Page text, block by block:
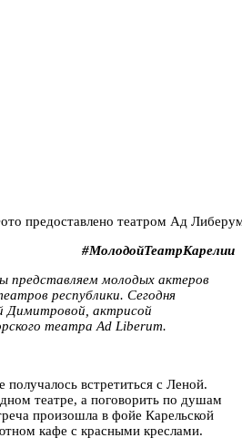
предоставлено театром Ад
#МолодойТеатрКарелии
представляем молодых актеров
республики. Сегодня
Димитровой, актрисой
театра Ad Liberum.
получалось встретиться с Леной.
театре, а поговорить по душам
произошла в фойе Карельской
кафе с красными креслами.